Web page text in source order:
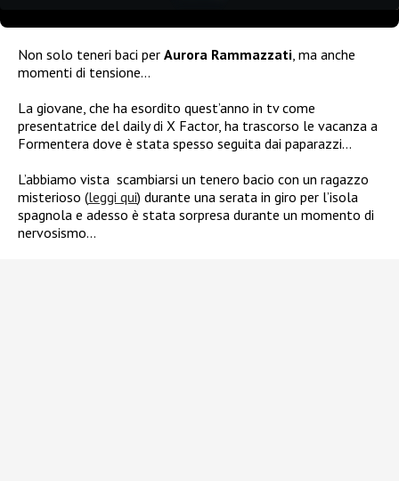
Non solo teneri baci per Aurora Rammazzati , ma anche
momenti di tensione…
La giovane, che ha esordito quest’anno in tv come
presentatrice del daily di X Factor, ha trascorso le vacanza a
Formentera dove è stata spesso seguita dai paparazzi…
L’abbiamo vista scambiarsi un tenero bacio con un ragazzo
misterioso (leggi qui) durante una serata in giro per l’isola
spagnola e adesso è stata sorpresa durante un momento di
nervosismo…